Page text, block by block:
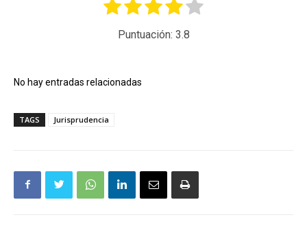
Puntuación: 3.8
No hay entradas relacionadas
TAGS Jurisprudencia